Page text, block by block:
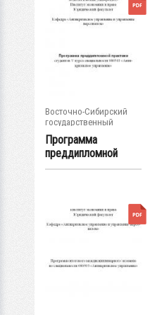
Восточно-Сибирский
государственный
университет...
Программа
преддипломной
практики студентов